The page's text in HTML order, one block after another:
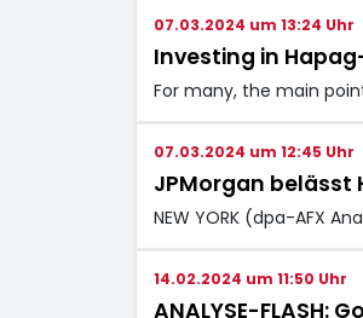
07.03.2024 um 13:24 Uhr
Investing in
For many, the main
07.03.2024 um 12:45 Uhr
JPMorgan belässt
NEW YORK (dpa-AFX
14.02.2024 um 11:50 Uhr
ANALYSE-FLASH: